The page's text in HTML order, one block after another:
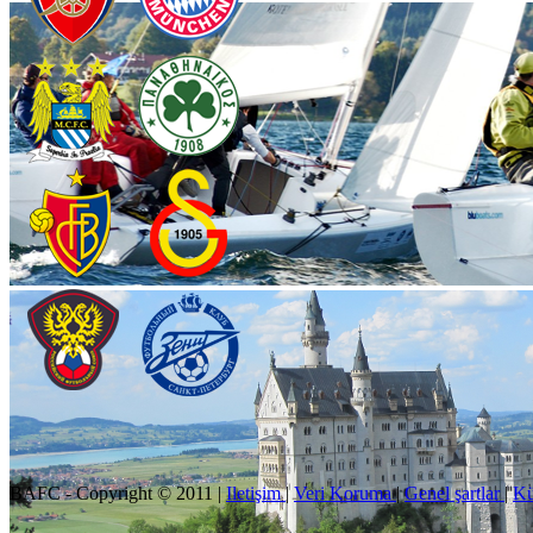
BAFC - Copyright © 2011 |Iletişim|Veri Koruma|Genel şartlar |